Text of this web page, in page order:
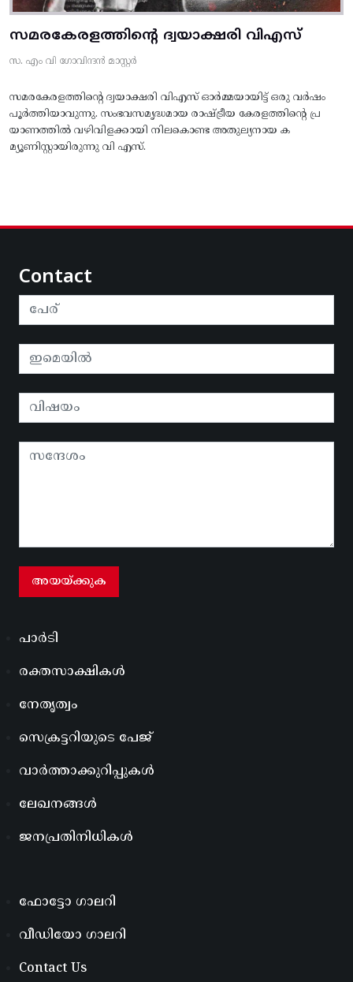
സമരകേരളത്തിൻ്റെ ദ്വയാക്ഷരി വിഎസ്
സ. എം വി ഗോവിന്ദൻ മാസ്റ്റർ
സമരകേരളത്തിൻ്റെ ദ്വയാക്ഷരി വിഎസ് ഓർമ്മയായിട്ട് ഒരു വർഷം
പൂർത്തിയാവുന്നു. സംഭവസമൃദ്ധമായ രാഷ്ട്രീയ കേരളത്തിന്റെ പ്ര
യാണത്തിൽ വഴിവിളക്കായി നിലകൊണ്ട അതുല്യനായ ക
മ്യൂണിസ്റ്റായിരുന്നു വി എസ്.
Contact
പാർടി
രക്തസാക്ഷികൾ
നേതൃത്വം
സെക്രട്ടറിയുടെ പേജ്
വാർത്താക്കുറിപ്പുകൾ
ലേഖനങ്ങൾ
ജനപ്രതിനിധികൾ
ഫോട്ടോ ഗാലറി
വീഡിയോ ഗാലറി
Contact Us